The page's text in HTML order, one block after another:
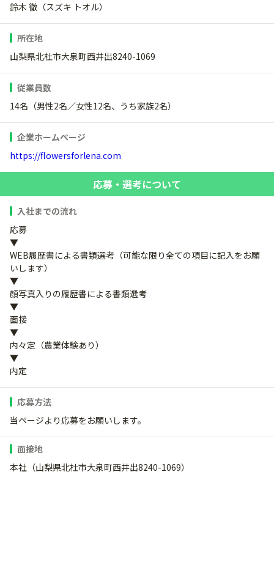
鈴木 徹（スズキ トオル）
所在地
山梨県北杜市大泉町西井出8240-1069
従業員数
14名（男性2名／女性12名、うち家族2名）
企業ホームページ
https://flowersforlena.com
応募・選考について
入社までの流れ
応募
▼
WEB履歴書による書類選考（可能な限り全ての項目に記入をお願
いします）
▼
顔写真入りの履歴書による書類選考
▼
面接
▼
内々定（農業体験あり）
▼
内定
応募方法
当ページより応募をお願いします。
面接地
本社（山梨県北杜市大泉町西井出8240-1069）